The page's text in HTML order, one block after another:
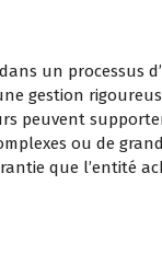
un processus
gestion
peuvent
ou de
que l’entité